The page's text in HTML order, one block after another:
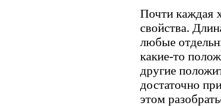
Почти каждая
свойства.
любые
какие-то
другие
достаточно
этом